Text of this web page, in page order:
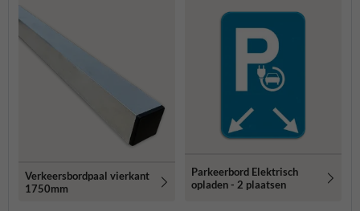
Verkeersbordpaal vierkant
1750mm
Parkeerbord Elektrisch
opladen - 2 plaatsen